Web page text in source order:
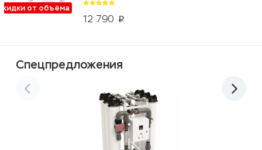
от объёма
12 790 p
Спецпредложения